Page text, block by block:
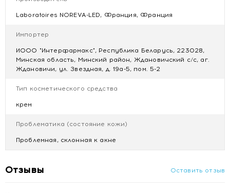
Эксклюзивная гиалуроновая кислота 300 кДа с
действием против следов пост-акне.
Способ применения
Наносите утром и/или вечером на предварительно
очищенную кожу. Может использоваться как дополнение
Толератность. Значительное уменьшение пятен
через 28 дней.
Состав: AQUA (WATER), ISOAMYL COCOATE, SILICA,
STEARETH-21, SALICYLIC ACID, CETEARYL ALCOHOL,
Laboratoires NOREVA-LED, Франция, Франция
Импортер
ИООО "Интерфармакс", Республика Беларусь, 223028,
Минская область, Минский район, Ждановичский с/с, аг.
Ждановичи, ул. Звездная, д. 19а-5, пом. 5-2
Тип косметического средства
крем
Проблематика (состояние кожи)
Проблемная, склонная к акне
Отзывы Оставить отзыв